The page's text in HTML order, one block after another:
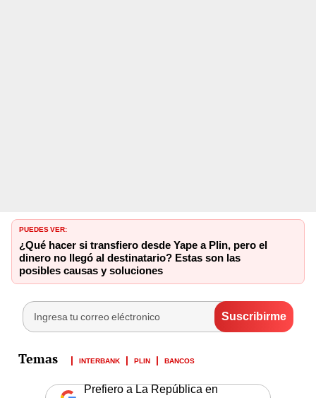
PUEDES VER:
¿Qué hacer si transfiero desde Yape a Plin, pero el
dinero no llegó al destinatario? Estas son las
posibles causas y soluciones
INTERBANK PLIN BANCOS
Prefiero a La República en